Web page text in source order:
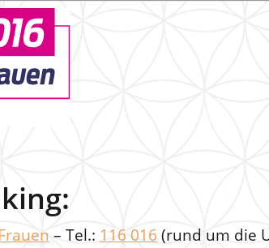
– Tel.: 116 016 (rund um die